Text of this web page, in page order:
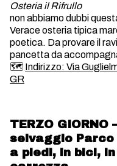
Osteria il Rifrullo
non abbiamo dubbi
Verace osteria tipica
poetica. Da provare il
pancetta da
🗺️ Indirizzo: Via
GR
TERZO
selvaggio Parco
a piedi, in bici,